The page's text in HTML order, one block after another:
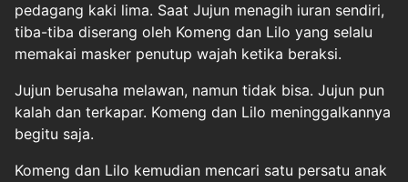
pedagang kaki lima. Saat Jujun menagih iuran sendiri,
tiba-tiba diserang oleh Komeng dan Lilo yang selalu
memakai masker penutup wajah ketika beraksi.
Jujun berusaha melawan, namun tidak bisa. Jujun pun
kalah dan terkapar. Komeng dan Lilo meninggalkannya
begitu saja.
Komeng dan Lilo kemudian mencari satu persatu anak